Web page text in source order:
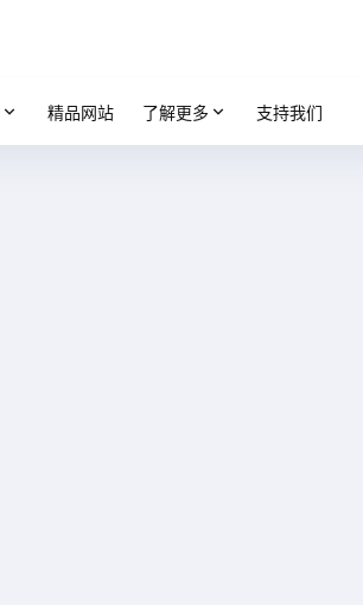
精品网站 了解更多 支持我们